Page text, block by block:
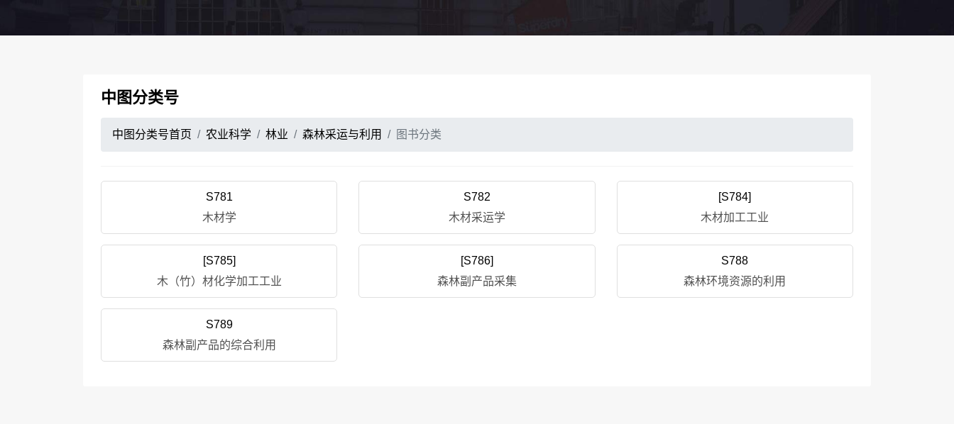
中图分类号
中图分类号首页 农业科学 林业 森林采运与利用 图书分类
S781
木材学
S782
木材采运学
[S784]
木材加工工业
[S785]
木（竹）材化学加工工业
[S786]
森林副产品采集
S788
森林环境资源的利用
S789
森林副产品的综合利用